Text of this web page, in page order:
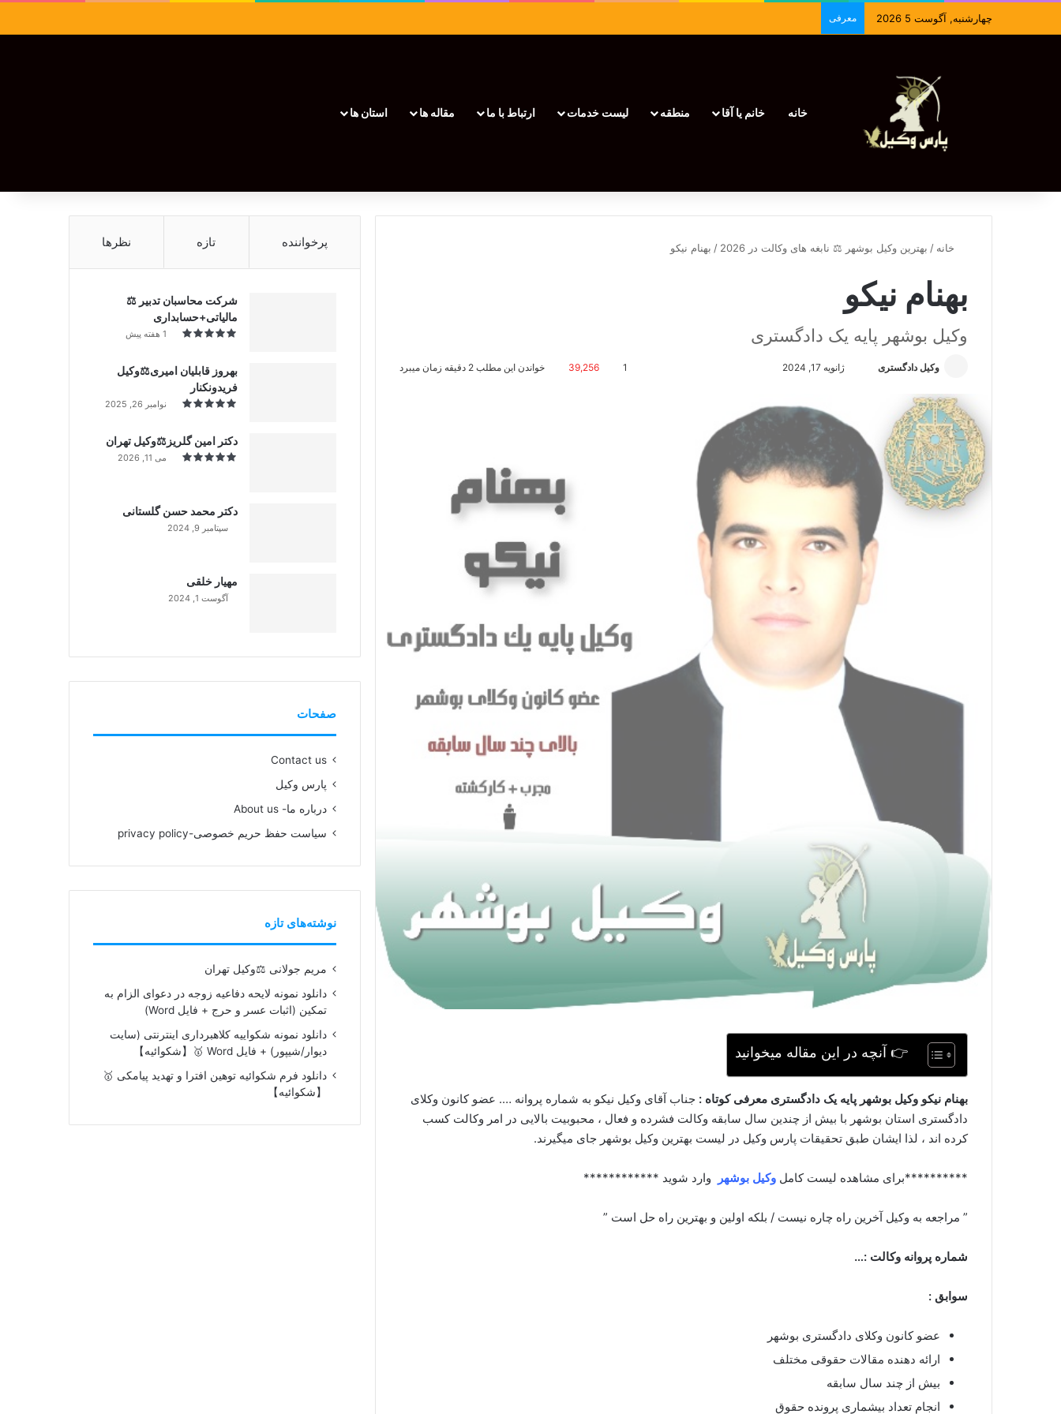
چهارشنبه, آگوست 5 2026 معرفی
خانه خانم یا آقا منطقه لیست خدمات ارتباط با ما مقاله ها استان ها
خانه / بهترین وکیل بوشهر ⚖️ نابغه های وکالت در 2026 / بهنام نیکو
بهنام نیکو
وکیل بوشهر پایه یک دادگستری
وکیل دادگستری
ل
ژانویه 17, 2024 1
39,256 خواندن این مطلب 2 دقیقه زمان میبرد
👉 آنچه در این مقاله میخوانید
بهنام نیکو وکیل بوشهر پایه یک دادگستری معرفی کوتاه : جناب آقای وکیل نیکو به شماره پروانه …. عضو کانون وکلای
دادگستری استان بوشهر با بیش از چندین سال سابقه وکالت فشرده و فعال ، محبوبیت بالایی در امر وکالت کسب
کرده اند ، لذا ایشان طبق تحقیقات پارس وکیل در لیست بهترین وکیل بوشهر جای میگیرند.
**********برای مشاهده لیست کامل وکیل بوشهر وارد شوید ************
” مراجعه به وکیل آخرین راه چاره نیست / بلکه اولین و بهترین راه حل است ”
شماره پروانه وکالت :…
سوابق :
عضو کانون وکلای دادگستری بوشهر
ارائه دهنده مقالات حقوقی مختلف
بیش از چند سال سابقه
انجام تعداد بیشماری پرونده حقوق
پرخواننده تازه نظرها
شرکت محاسبان تدبیر ⚖️
مالیاتی+حسابداری
1 هفته پیش
بهروز قابلیان امیری⚖️وکیل
فریدونکنار
نوامبر 26, 2025
دکتر امین گلریز⚖️وکیل تهران
می 11, 2026
دکتر محمد حسن گلستانی
سپتامبر 9, 2024
مهیار خلقی
آگوست 1, 2024
صفحات
Contact us
پارس وکیل
درباره ما- About us
سیاست حفظ حریم خصوصی-privacy policy
نوشته‌های تازه
مریم جولانی ⚖️وکیل تهران
دانلود نمونه لایحه دفاعیه زوجه در دعوای الزام به
تمکین (اثبات عسر و حرج + فایل Word)
دانلود نمونه شکواییه کلاهبرداری اینترنتی (سایت
دیوار/شیپور) + فایل Word 🥇【شکوائیه】
دانلود فرم شکوائیه توهین افترا و تهدید پیامکی 🥇
【شکوائیه】